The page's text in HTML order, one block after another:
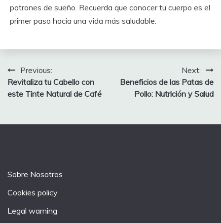
patrones de sueño. Recuerda que conocer tu cuerpo es el
primer paso hacia una vida más saludable.
Post
navigation
Previous:
Revitaliza tu Cabello con
este Tinte Natural de Café
Next:
Beneficios de las Patas de
Pollo: Nutrición y Salud
Sobre Nosotros
Cookies policy
Legal warning